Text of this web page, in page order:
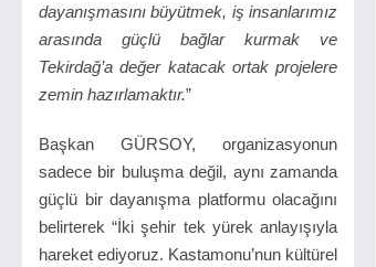
dayanışmasını büyütmek, iş insanlarımız
arasında güçlü bağlar kurmak ve
Tekirdağ’a değer katacak ortak projelere
zemin hazırlamaktır.”
Başkan GÜRSOY, organizasyonun
sadece bir buluşma değil, aynı zamanda
güçlü bir dayanışma platformu olacağını
belirterek “İki şehir tek yürek anlayışıyla
hareket ediyoruz. Kastamonu’nun kültürel